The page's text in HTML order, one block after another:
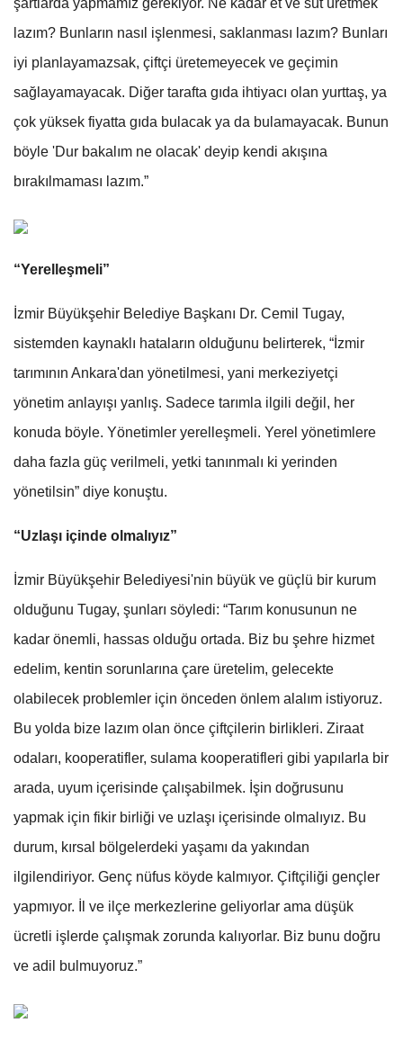
şartlarda yapmamız gerekiyor. Ne kadar et ve süt üretmek
lazım? Bunların nasıl işlenmesi, saklanması lazım? Bunları
iyi planlayamazsak, çiftçi üretemeyecek ve geçimin
sağlayamayacak. Diğer tarafta gıda ihtiyacı olan yurttaş, ya
çok yüksek fiyatta gıda bulacak ya da bulamayacak. Bunun
böyle 'Dur bakalım ne olacak' deyip kendi akışına
bırakılmaması lazım.”
“Yerelleşmeli”
İzmir Büyükşehir Belediye Başkanı Dr. Cemil Tugay,
sistemden kaynaklı hataların olduğunu belirterek, “İzmir
tarımının Ankara'dan yönetilmesi, yani merkeziyetçi
yönetim anlayışı yanlış. Sadece tarımla ilgili değil, her
konuda böyle. Yönetimler yerelleşmeli. Yerel yönetimlere
daha fazla güç verilmeli, yetki tanınmalı ki yerinden
yönetilsin” diye konuştu.
“Uzlaşı içinde olmalıyız”
İzmir Büyükşehir Belediyesi'nin büyük ve güçlü bir kurum
olduğunu Tugay, şunları söyledi: “Tarım konusunun ne
kadar önemli, hassas olduğu ortada. Biz bu şehre hizmet
edelim, kentin sorunlarına çare üretelim, gelecekte
olabilecek problemler için önceden önlem alalım istiyoruz.
Bu yolda bize lazım olan önce çiftçilerin birlikleri. Ziraat
odaları, kooperatifler, sulama kooperatifleri gibi yapılarla bir
arada, uyum içerisinde çalışabilmek. İşin doğrusunu
yapmak için fikir birliği ve uzlaşı içerisinde olmalıyız. Bu
durum, kırsal bölgelerdeki yaşamı da yakından
ilgilendiriyor. Genç nüfus köyde kalmıyor. Çiftçiliği gençler
yapmıyor. İl ve ilçe merkezlerine geliyorlar ama düşük
ücretli işlerde çalışmak zorunda kalıyorlar. Biz bunu doğru
ve adil bulmuyoruz.”